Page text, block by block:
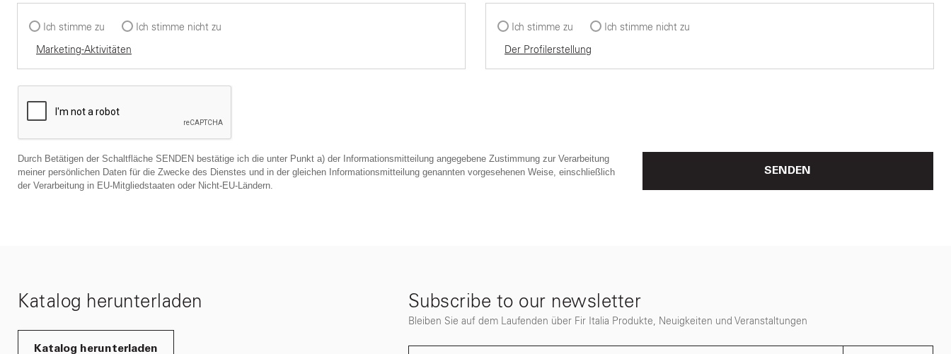
Ich stimme zu
Ich stimme nicht zu
Marketing-Aktivitäten
Ich stimme zu
Ich stimme nicht zu
Der Profilerstellung
Durch Betätigen der Schaltfläche SENDEN bestätige ich die unter Punkt a) der Informationsmitteilung angegebene Zustimmung zur Verarbeitung
meiner persönlichen Daten für die Zwecke des Dienstes und in der gleichen Informationsmitteilung genannten vorgesehenen Weise, einschließlich
der Verarbeitung in EU-Mitgliedstaaten oder Nicht-EU-Ländern.
SENDEN
Katalog herunterladen
Katalog herunterladen
Subscribe to our newsletter
Bleiben Sie auf dem Laufenden über Fir Italia Produkte, Neuigkeiten und Veranstaltungen